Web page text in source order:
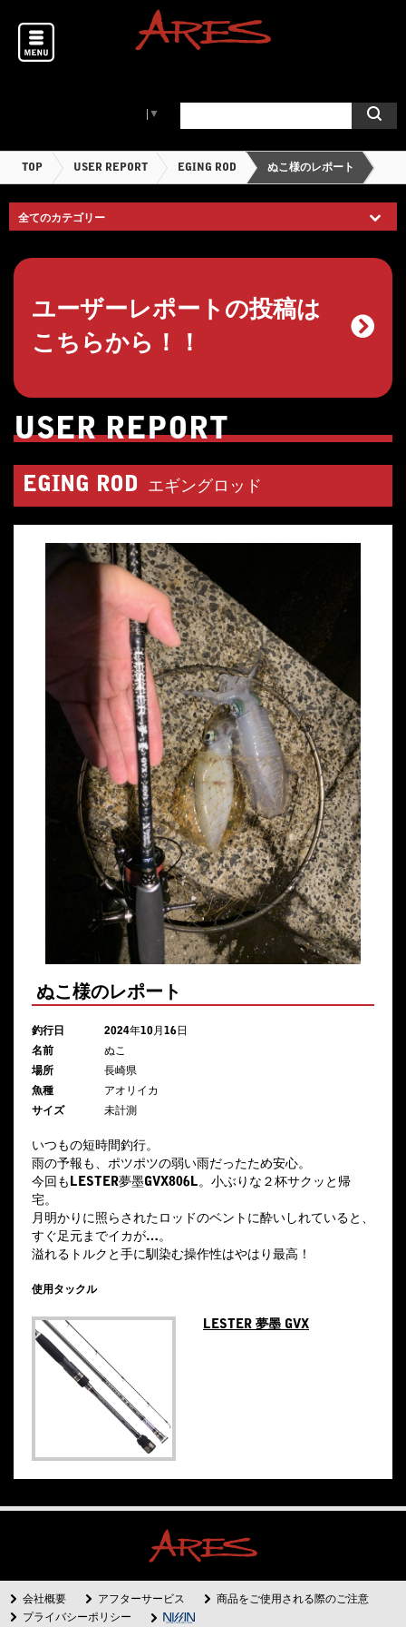
▼
TOP USER REPORT EGING ROD ぬこ様のレポート
ユーザーレポートの投稿は
こちらから！！
USER REPORT
EGING ROD エギングロッド
ぬこ様のレポート
釣行日
2024年10月16日
名前
ぬこ
場所
長崎県
魚種
アオリイカ
サイズ
未計測
いつもの短時間釣行。
雨の予報も、ポツポツの弱い雨だったため安心。
今回もLESTER夢墨GVX806L。小ぶりな２杯サクッと帰
宅。
月明かりに照らされたロッドのベントに酔いしれていると、
すぐ足元までイカが…。
溢れるトルクと手に馴染む操作性はやはり最高！
使用タックル
LESTER 夢墨 GVX
会社概要 アフターサービス
商品をご使用される際のご注意
プライバシーポリシー